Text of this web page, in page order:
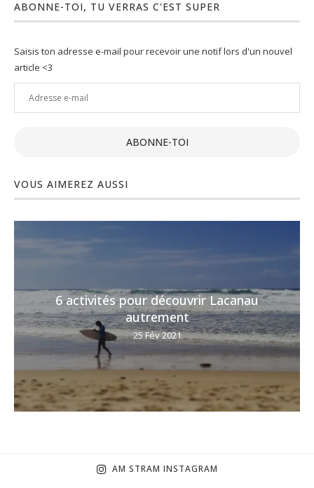
ABONNE-TOI, TU VERRAS C'EST SUPER
Saisis ton adresse e-mail pour recevoir une notif lors d'un nouvel
article <3
Adresse
e-
ABONNE-TOI
VOUS AIMEREZ AUSSI
6 activités pour découvrir Lacanau
autrement
25 Fév 2021
AM STRAM INSTAGRAM